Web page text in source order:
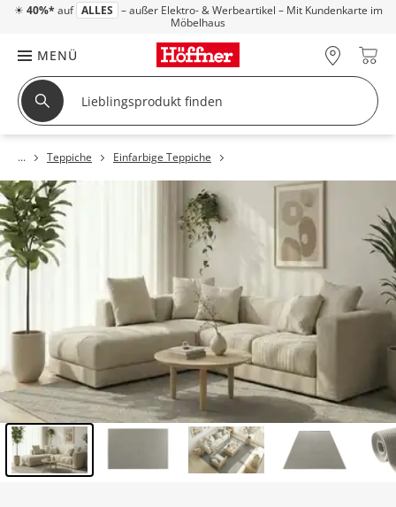
☀ 40%* auf ALLES – außer Elektro- & Werbeartikel – Mit Kundenkarte im
Möbelhaus
MENÜ
Teppiche Einfarbige Teppiche